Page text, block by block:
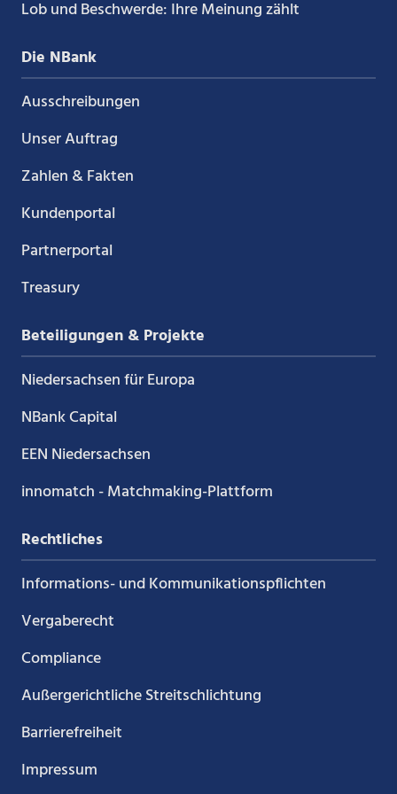
Lob und Beschwerde: Ihre Meinung zählt
Die NBank
Ausschreibungen
Unser Auftrag
Zahlen & Fakten
Kundenportal
Partnerportal
Treasury
Beteiligungen & Projekte
Niedersachsen für Europa
NBank Capital
EEN Niedersachsen
innomatch - Matchmaking-Plattform
Rechtliches
Informations- und Kommunikations­pflichten
Vergaberecht
Compliance
Außergerichtliche Streitschlichtung
Barrierefreiheit
Impressum